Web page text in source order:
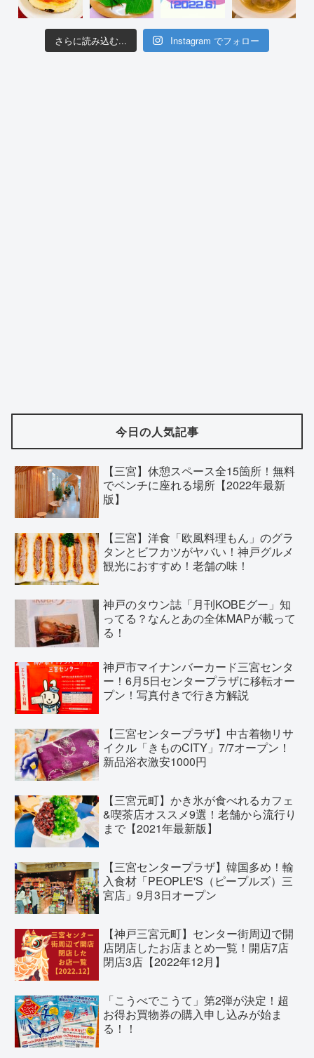
さらに読み込む... Instagram でフォロー
今日の人気記事
【三宮】休憩スペース全15箇所！無料
でベンチに座れる場所【2022年最新
版】
【三宮】洋食「欧風料理もん」のグラ
タンとビフカツがヤバい！神戸グルメ
観光におすすめ！老舗の味！
神戸のタウン誌「月刊KOBEグー」知
ってる？なんとあの全体MAPが載って
る！
神戸市マイナンバーカード三宮センタ
ー！6月5日センタープラザに移転オー
プン！写真付きで行き方解説
【三宮センタープラザ】中古着物リサ
イクル「きものCITY」7/7オープン！
新品浴衣激安1000円
【三宮元町】かき氷が食べれるカフェ
&喫茶店オススメ9選！老舗から流行り
まで【2021年最新版】
【三宮センタープラザ】韓国多め！輸
入食材「PEOPLE'S（ピープルズ）三
宮店」9月3日オープン
【神戸三宮元町】センター街周辺で開
店閉店したお店まとめ一覧！開店7店
閉店3店【2022年12月】
「こうべでこうて」第2弾が決定！超
お得お買物券の購入申し込みが始ま
る！！